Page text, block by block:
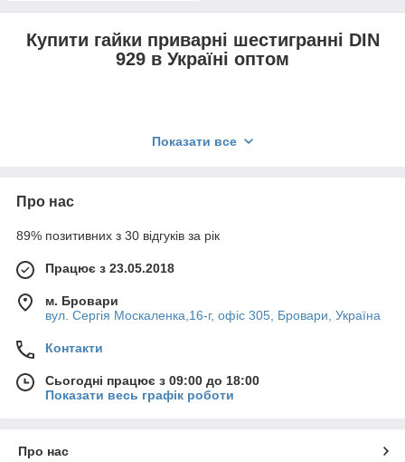
Купити гайки приварні шестигранні DIN
929 в Україні оптом
Приварна шестигранна гайка
зварювання розплавляються і забезпечують
це кріплення містить направляюче кільце, яке
вставляється в підготовлений отвір і дає змогу точно
підтримувати співвісність отвору і кріпильного
елемента перед приварюванням. Конструкція
приварних гайок дає змогу точно позиціонувати
Гайка приварна
Показати все
Про нас
89% позитивних з 30 відгуків за рік
Працює з 23.05.2018
м. Бровари
вул. Сергія Москаленка,16-г, офіс 305, Бровари, Україна
Контакти
Сьогодні працює з 09:00 до 18:00
Показати весь графік роботи
Про нас